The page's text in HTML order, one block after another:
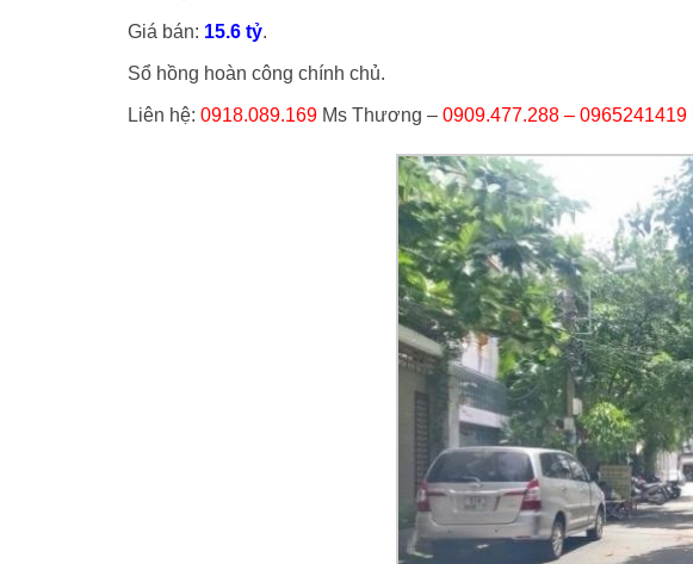
Giá bán: 15.6 tỷ.
Sổ hồng hoàn công chính chủ.
Liên hệ: 0918.089.169 Ms Thương – 0909.477.288 – 0965241419